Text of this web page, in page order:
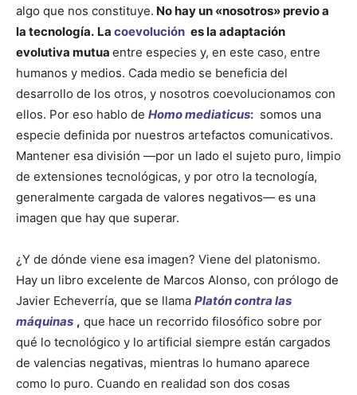
algo que nos constituye. No hay un «nosotros» previo a
la tecnología. La coevolución es la adaptación
evolutiva mutua entre especies y, en este caso, entre
humanos y medios. Cada medio se beneficia del
desarrollo de los otros, y nosotros coevolucionamos con
ellos. Por eso hablo de Homomediaticus: somos una
especie definida por nuestros artefactos comunicativos.
Mantener esa división —por un lado el sujeto puro, limpio
de extensiones tecnológicas, y por otro la tecnología,
generalmente cargada de valores negativos— es una
imagen que hay que superar.
¿Y de dónde viene esa imagen? Viene del platonismo.
Hay un libro excelente de Marcos Alonso, con prólogo de
Javier Echeverría, que se llama Platón contra las
máquinas , que hace un recorrido filosófico sobre por
qué lo tecnológico y lo artificial siempre están cargados
de valencias negativas, mientras lo humano aparece
como lo puro. Cuando en realidad son dos cosas